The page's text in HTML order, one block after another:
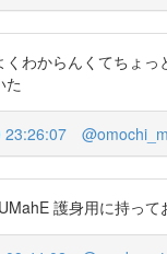
くわからんくてちょっ
た
23:26:07
護身用に持って